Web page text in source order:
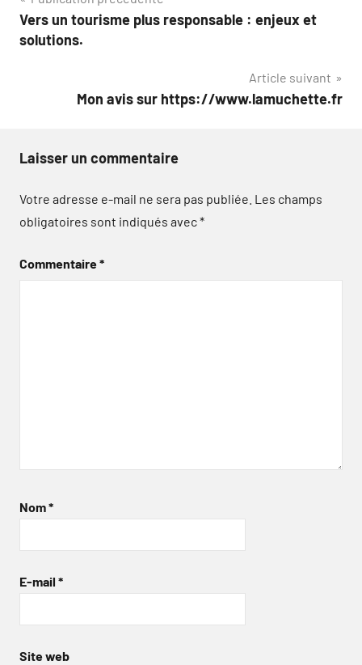
de
Vers un tourisme plus responsable : enjeux et
solutions.
Article suivant
Mon avis sur https://www.lamuchette.fr
Laisser un commentaire
Votre adresse e-mail ne sera pas publiée. Les champs
obligatoires sont indiqués avec*
Commentaire*
Nom*
E-mail *
Site web